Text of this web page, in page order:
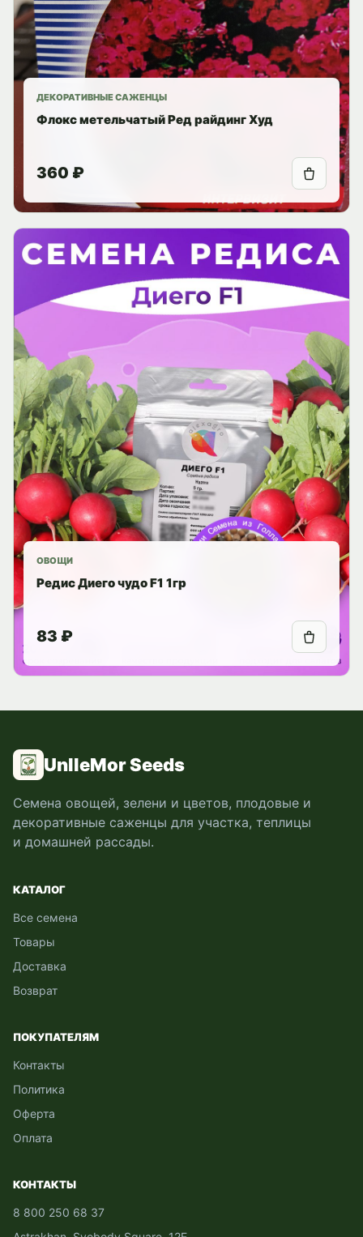
ДЕКОРАТИВНЫЕ САЖЕНЦЫ
Флокс метельчатый Ред райдинг Худ
360 ₽
ОВОЩИ
Редис Диего чудо F1 1гр
83 ₽
UnlleMor Seeds
Семена овощей, зелени и цветов, плодовые и
декоративные саженцы для участка, теплицы
и домашней рассады.
КАТАЛОГ
Все семена
Товары
Доставка
Возврат
ПОКУПАТЕЛЯМ
Контакты
Политика
Оферта
Оплата
КОНТАКТЫ
8 800 250 68 37